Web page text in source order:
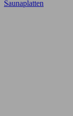
Saunaplatten